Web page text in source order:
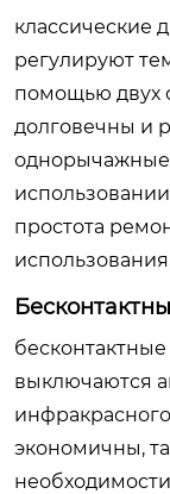
классические
регулируют
помощью двух
долговечны и
простота
выключаются
экономичны,